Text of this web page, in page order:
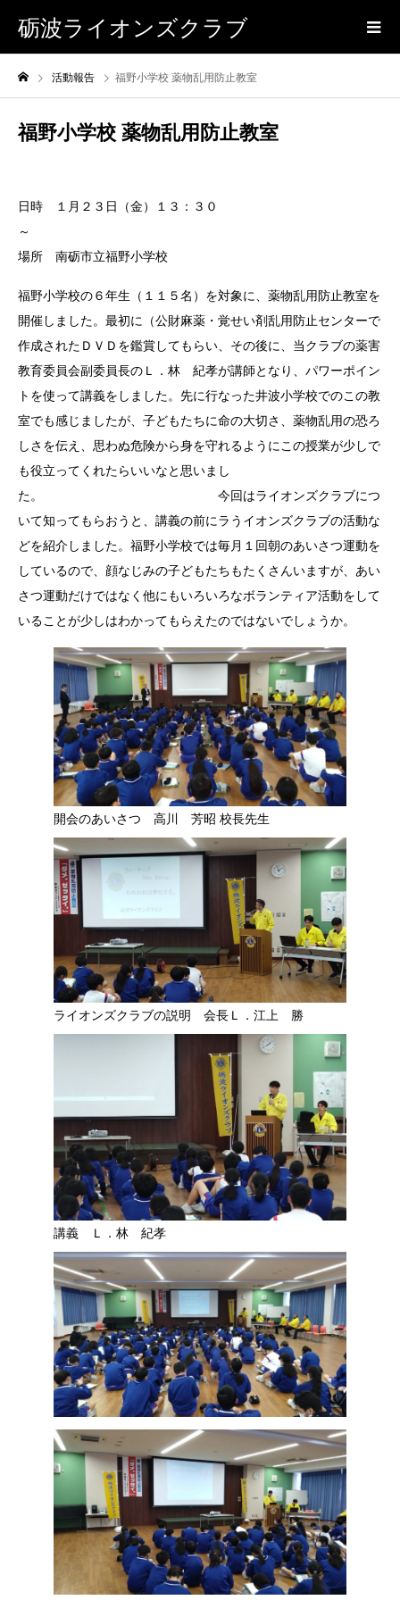
砺波ライオンズクラブ
活動報告 福野小学校 薬物乱用防止教室
福野小学校 薬物乱用防止教室
日時 １月２３日（金）１３：３０
場所 南砺市立福野小学校
福野小学校の６年生（１１５名）を対象に、薬物乱用防止教室を
開催しました。最初に（公財麻薬・覚せい剤乱用防止センターで
作成されたＤＶＤを鑑賞してもらい、その後に、当クラブの薬害
教育委員会副委員長のＬ．林 紀孝が講師となり、パワーポイン
トを使って講義をしました。先に行なった井波小学校でのこの教
室でも感じましたが、子どもたちに命の大切さ、薬物乱用の恐ろ
しさを伝え、思わぬ危険から身を守れるようにこの授業が少しで
も役立ってくれたらいいなと思いまし
た。 今回はライオンズクラブにつ
いて知ってもらおうと、講義の前にラうイオンズクラブの活動な
どを紹介しました。福野小学校では毎月１回朝のあいさつ運動を
しているので、顔なじみの子どもたちもたくさんいますが、あい
さつ運動だけではなく他にもいろいろなボランティア活動をして
いることが少しはわかってもらえたのではないでしょうか。
開会のあいさつ 高川 芳昭 校長先生
ライオンズクラブの説明 会長Ｌ．江上 勝
講義 Ｌ．林 紀孝